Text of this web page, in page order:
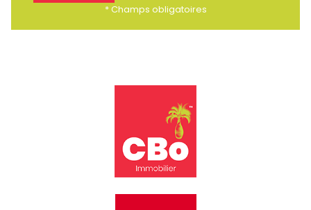
* Champs obligatoires